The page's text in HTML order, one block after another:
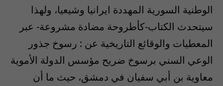
الوطنية السورية المهددة ايرانيا وشيعيا، ولهذا
سيتحدث الكتاب-كأطروحة مضادة مشروعة- عبر
المعطيات والوقائع التاريخية عن : رسوخ جذور
الوعي السني برسوخ ضريح مؤسس الدولة الأموية
معاوية بن أبي سفيان في دمشق، حيث ما أن